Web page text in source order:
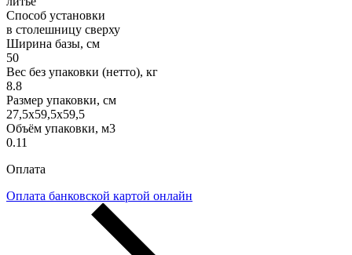
Способ установки
в столешницу сверху
Ширина базы, см
50
Вес без упаковки (нетто), кг
8.8
Размер упаковки, см
27,5x59,5x59,5
Объём упаковки, м3
0.11
Оплата
Оплата банковской картой онлайн